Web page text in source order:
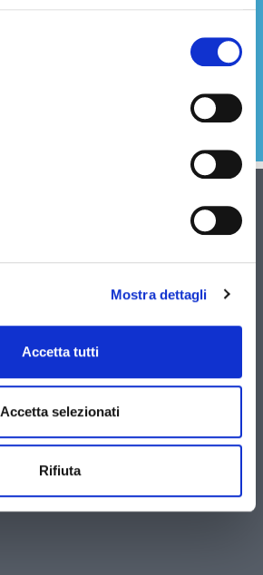
Mostra dettagli
Accetta tutti
Accetta selezionati
Rifiuta